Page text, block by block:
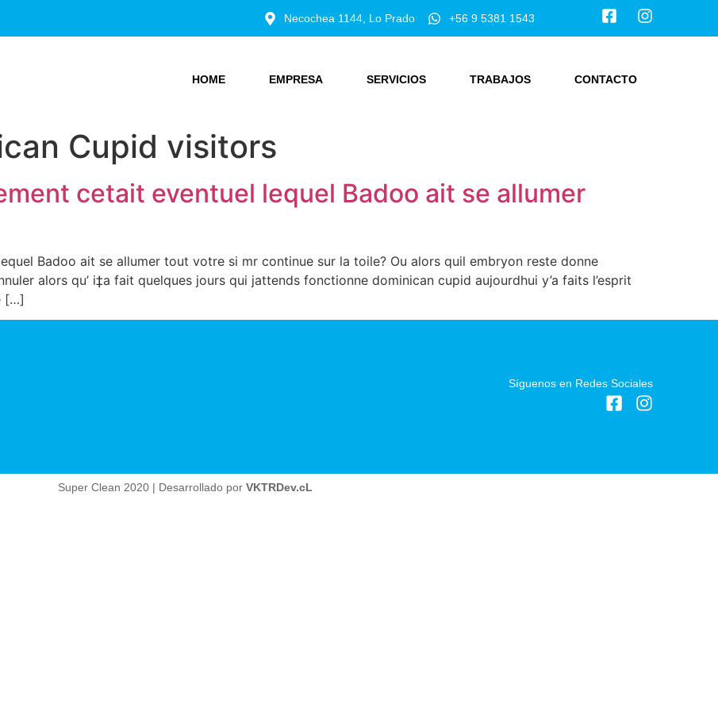
Necochea 1144, Lo Prado +56 9 5381 1543
HOME EMPRESA SERVICIOS TRABAJOS CONTACTO
Cupid visitors
cetait eventuel lequel Badoo ait se allumer
Badoo ait se allumer tout votre si mr continue sur la toile? Ou alors quil embryon reste donne
alors qu’ i‡a fait quelques jours qui jattends fonctionne dominican cupid aujourdhui y’a faits l’esprit
[…]
Síguenos en Redes Sociales
Super Clean 2020 | Desarrollado por VKTRDev.cL